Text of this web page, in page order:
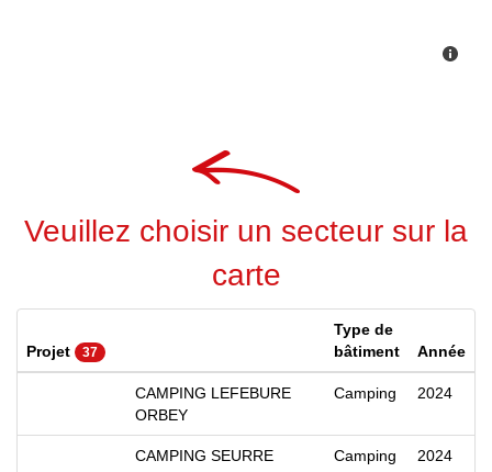
Veuillez choisir un secteur sur la
carte
Projet 37
Type de
bâtiment
Année
CAMPING LEFEBURE
ORBEY
Camping 2024
CAMPING SEURRE Camping 2024